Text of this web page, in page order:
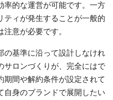
率的な運営が可能です。一方
ティが発生することが一般的
意が必要です。
の基準に沿って設計しなけれ
サロンづくりが、完全にはで
期間や解約条件が設定されて
自身のブランドで展開したい